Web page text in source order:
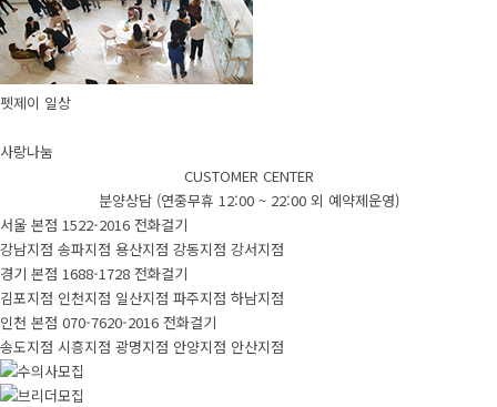
펫제이 일상
사랑나눔
CUSTOMER CENTER
분양상담 (연중무휴 12:00 ~ 22:00 외 예약제운영)
서울 본점 1522-2016 전화걸기
강남지점 송파지점 용산지점 강동지점 강서지점
경기 본점 1688-1728 전화걸기
김포지점 인천지점 일산지점 파주지점 하남지점
인천 본점 070-7620-2016 전화걸기
송도지점 시흥지점 광명지점 안양지점 안산지점